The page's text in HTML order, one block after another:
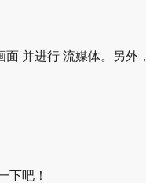
并进行 流媒体。另外
下吧！